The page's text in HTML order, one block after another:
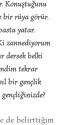
Konuştuğunu
bir rüya görür.
yatar.
zannediyorum
dersek belki
tekrar
bir gençlik
de belirttiğim